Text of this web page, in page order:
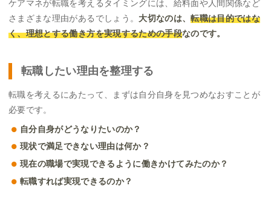
ケアマネが転職を考えるタイミングには、給料面や人間関係など
さまざまな理由があるでしょう。 大切なのは、転職は目的ではな
く、理想とする働き方を実現するための手段なのです。
転職したい理由を整理する
転職を考えるにあたって、まずは自分自身を見つめなおすことが
必要です。
自分自身がどうなりたいのか？
現状で満足できない理由は何か？
現在の職場で実現できるように働きかけてみたのか？
転職すれば実現できるのか？